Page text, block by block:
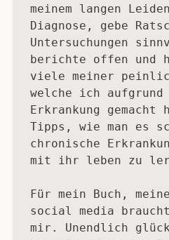
meinem langen
Diagnose, gebe
Untersuchungen
berichte offen und
viele meiner
welche ich aufgrund
Erkrankung gemacht
Tipps, wie man es
chronische
mit ihr leben zu
Für mein Buch,
social media
mir. Unendlich